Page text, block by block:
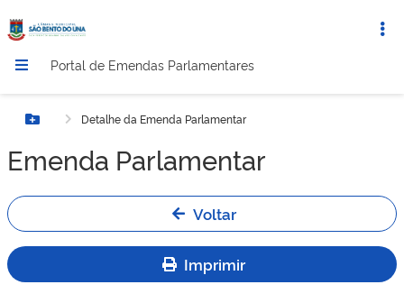
Portal de Emendas Parlamentares
Botão MenuDetalhe da Emenda Parlamentar
Emenda Parlamentar
Voltar
Imprimir